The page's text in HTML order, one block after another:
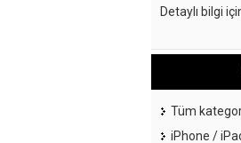
Detaylı bilgi
Tüm
iPhone /